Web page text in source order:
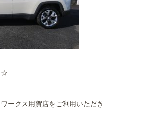
ークス用賀店をご利用いただき